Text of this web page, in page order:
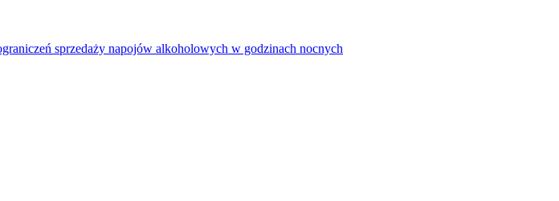
sprzedaży napojów alkoholowych w godzinach nocnych